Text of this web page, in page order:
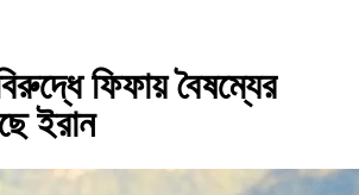
ফিফায় বৈষম্যের
ইরান